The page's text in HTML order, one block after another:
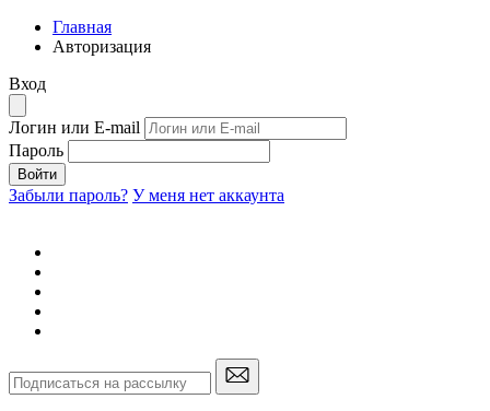
Главная
Авторизация
Вход
Логин или E-mail
Пароль
Войти
Забыли пароль? У меня нет аккаунта